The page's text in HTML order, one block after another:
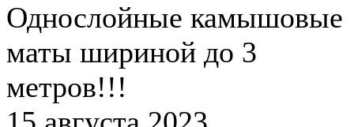
Однослойные камышовые
маты шириной до 3
метров!!!